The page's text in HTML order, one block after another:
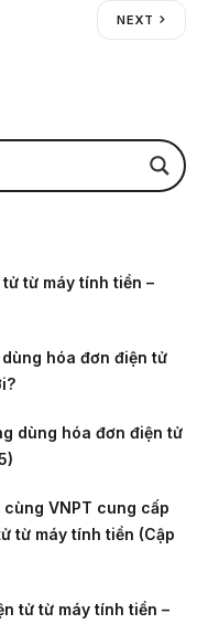
NEXT
từ máy tính tiền –
hóa đơn điện tử
dùng hóa đơn điện tử
VNPT cung cấp
từ máy tính tiền (Cập
tử từ máy tính tiền –